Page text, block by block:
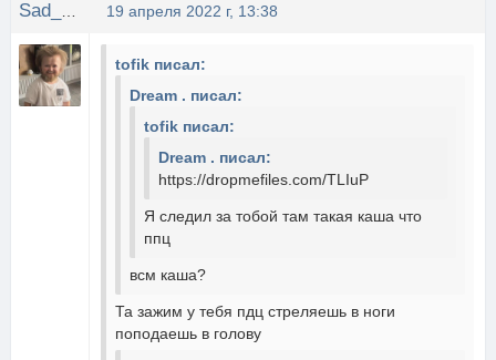
19 апреля 2022 г, 13:38
tofik писал:
Dream . писал:
tofik писал:
Dream . писал:
https://dropmefiles.com/TLIuP
Я следил за тобой там такая каша что
ппц
всм каша?
Та зажим у тебя пдц стреляешь в ноги
поподаешь в голову